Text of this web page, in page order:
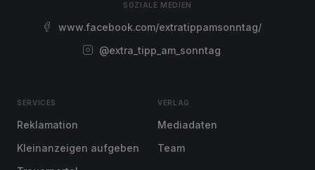
SOZIALE MEDIEN
www.facebook.com/extratippamsonntag/
@extra_tipp_am_sonntag
SERVICES
Reklamation
Kleinanzeigen aufgeben
VERLAG
Mediadaten
Team